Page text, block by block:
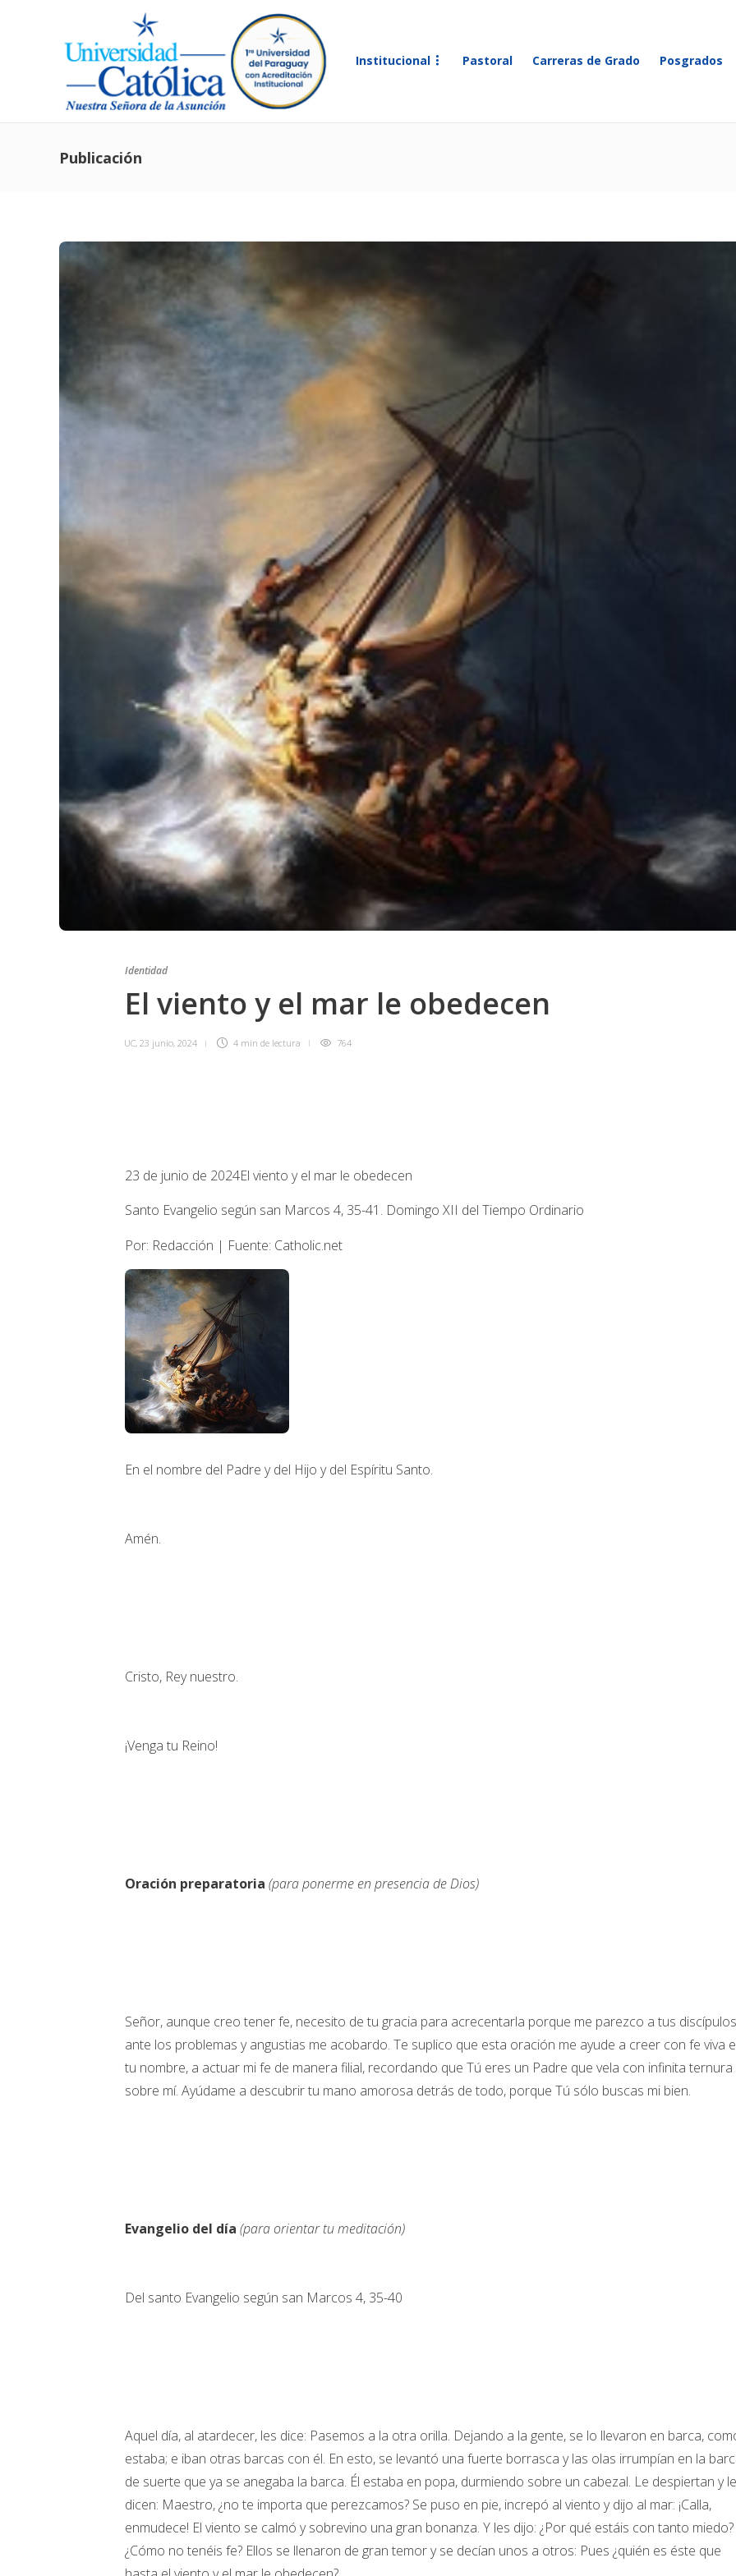
Institucional Pastoral Carreras de Grado Posgrados
Publicación
Identidad
El viento y el mar le obedecen
UC, 23 junio, 2024 4 min de lectura 764
23 de junio de 2024El viento y el mar le obedecen
Santo Evangelio según san Marcos 4, 35-41. Domingo XII del Tiempo Ordinario
Por: Redacción | Fuente: Catholic.net
En el nombre del Padre y del Hijo y del Espíritu Santo.
Amén.
Cristo, Rey nuestro.
¡Venga tu Reino!
Oración preparatoria (para ponerme en presencia de Dios)
Señor, aunque creo tener fe, necesito de tu gracia para acrecentarla porque me parezco a tus
ante los problemas y angustias me acobardo. Te suplico que esta oración me ayude a creer con fe viva
tu nombre, a actuar mi fe de manera filial, recordando que Tú eres un Padre que vela con infinita ternura
sobre mí. Ayúdame a descubrir tu mano amorosa detrás de todo, porque Tú sólo buscas mi bien.
Evangelio del día (para orientar tu meditación)
Del santo Evangelio según san Marcos 4, 35-40
Aquel día, al atardecer, les dice: Pasemos a la otra orilla. Dejando a la gente, se lo llevaron en barca,
estaba; e iban otras barcas con él. En esto, se levantó una fuerte borrasca y las olas irrumpían en la
de suerte que ya se anegaba la barca. Él estaba en popa, durmiendo sobre un cabezal. Le despiertan y le
dicen: Maestro, ¿no te importa que perezcamos? Se puso en pie, increpó al viento y dijo al mar: ¡Calla,
enmudece! El viento se calmó y sobrevino una gran bonanza. Y les dijo: ¿Por qué estáis con tanto miedo?
¿Cómo no tenéis fe? Ellos se llenaron de gran temor y se decían unos a otros: Pues ¿quién es éste que